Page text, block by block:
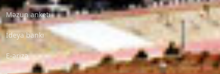
Məzun anketi
İdeya bankı
E-ərizə